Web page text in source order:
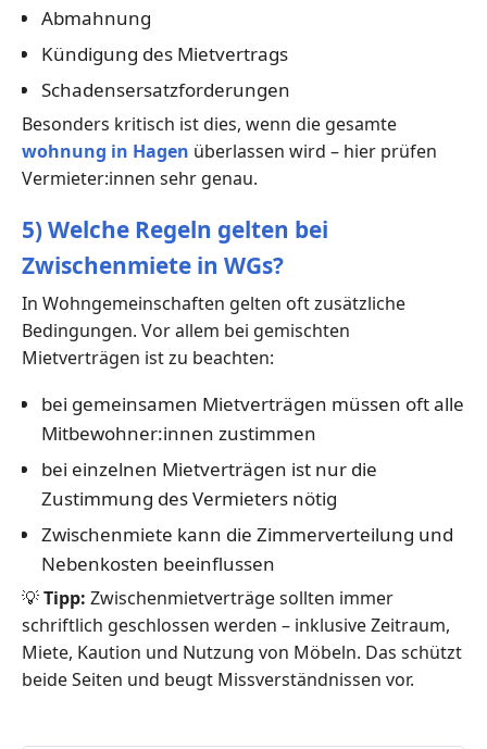
Abmahnung
Kündigung des Mietvertrags
Schadensersatzforderungen
Besonders kritisch ist dies, wenn die gesamte
wohnung in Hagen überlassen wird – hier prüfen
Vermieter:innen sehr genau.
5) Welche Regeln gelten bei
Zwischenmiete in WGs?
In Wohngemeinschaften gelten oft zusätzliche
Bedingungen. Vor allem bei gemischten
Mietverträgen ist zu beachten:
bei gemeinsamen Mietverträgen müssen oft alle
Mitbewohner:innen zustimmen
bei einzelnen Mietverträgen ist nur die
Zustimmung des Vermieters nötig
Zwischenmiete kann die Zimmerverteilung und
Nebenkosten beeinflussen
💡Tipp: Zwischenmietverträge sollten immer
schriftlich geschlossen werden – inklusive Zeitraum,
Miete, Kaution und Nutzung von Möbeln. Das schützt
beide Seiten und beugt Missverständnissen vor.